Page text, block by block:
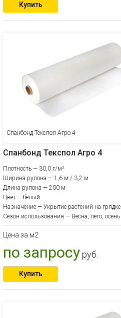
Купить
Спанбонд Текспол Агро 4
Спанбонд Текспол Агро 4
Плотность — 30,0 г/м²
Ширина рулона — 1,6 м / 3,2 м
Длина рулона — 200 м
Цвет — белый
Назначение — Укрытие растений на грядке
Сезон использования — Весна, лето, осень
Цена за м2
по запросуруб.
Купить